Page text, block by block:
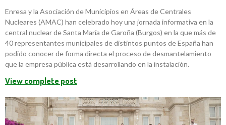
Enresa y la Asociación de Municipios en Áreas de Centrales
Nucleares (AMAC) han celebrado hoy una jornada informativa en la
central nuclear de Santa María de Garoña (Burgos) en la que más de
40 representantes municipales de distintos puntos de España han
podido conocer de forma directa el proceso de desmantelamiento
que la empresa pública está desarrollando en la instalación.
View complete post